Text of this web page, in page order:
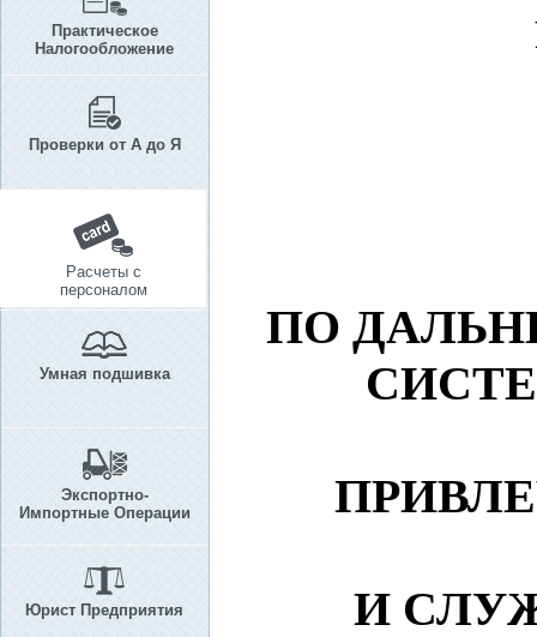
Практическое
Налогообложение
Проверки от А до Я
Расчеты с
персоналом
Умная подшивка
Экспортно-
Импортные Операции
Юрист Предприятия
ПО
И